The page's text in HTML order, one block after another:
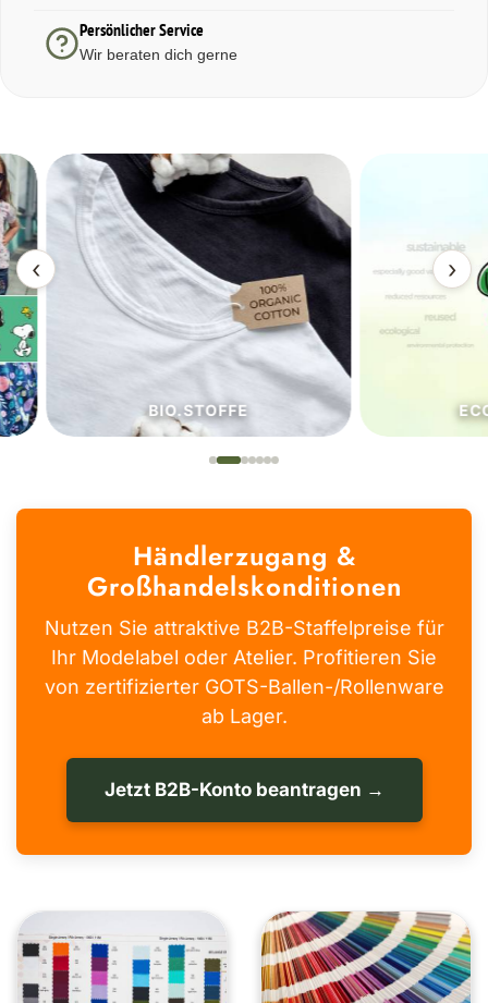
Persönlicher Service
Wir beraten dich gerne
‹
BIO.STOFFE
›
Händlerzugang &
Großhandelskonditionen
Nutzen Sie attraktive B2B-Staffelpreise für
Ihr Modelabel oder Atelier. Profitieren Sie
von zertifizierter GOTS-Ballen-/Rollenware
ab Lager.
Jetzt B2B-Konto beantragen →